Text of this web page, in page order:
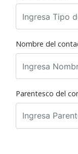
Nombre del
Parentesco del